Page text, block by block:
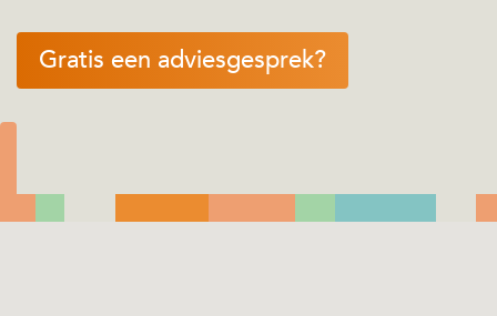
Gratis een adviesgesprek?